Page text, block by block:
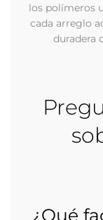
los polímeros
cada arreglo
duradera
¿Qué